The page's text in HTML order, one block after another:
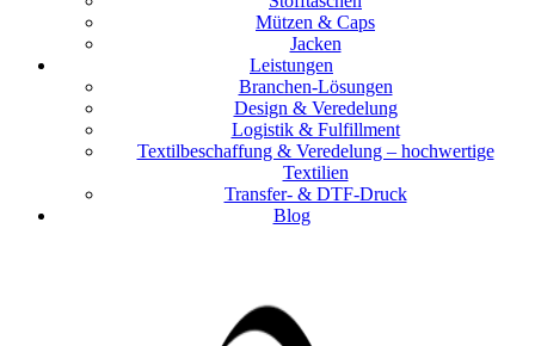
Mützen & Caps
Jacken
Leistungen
Branchen-Lösungen
Design & Veredelung
Logistik & Fulfillment
Textilbeschaffung & Veredelung – hochwertige
Textilien
Transfer- & DTF-Druck
Blog